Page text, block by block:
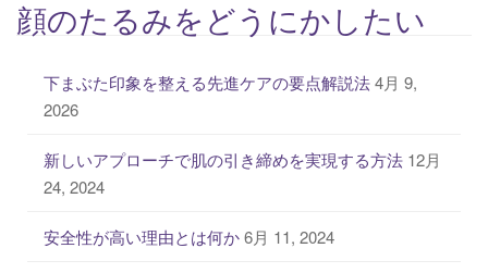
顔のたるみをどうにかしたい
下まぶた印象を整える先進ケアの要点解説法4月 9,
2026
新しいアプローチで肌の引き締めを実現する方法 12月
24, 2024
安全性が高い理由とは何か6月 11, 2024